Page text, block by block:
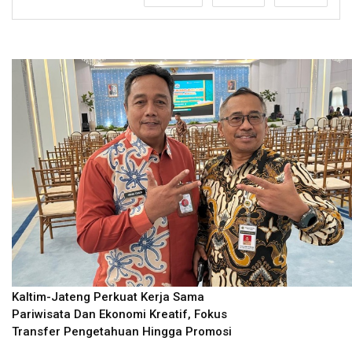
Kaltim-Jateng Perkuat Kerja Sama
Pariwisata Dan Ekonomi Kreatif, Fokus
Transfer Pengetahuan Hingga Promosi